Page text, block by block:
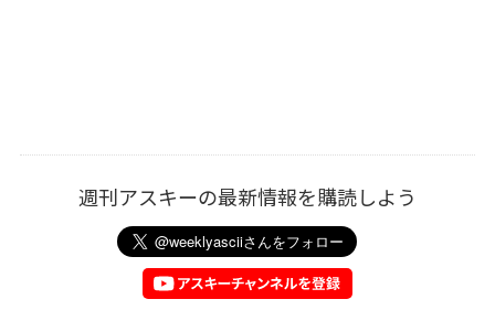
週刊アスキーの最新情報を購読しよう